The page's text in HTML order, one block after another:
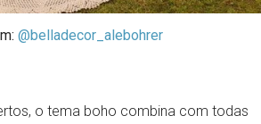
@belladecor_alebohrer
o tema boho combina com todas